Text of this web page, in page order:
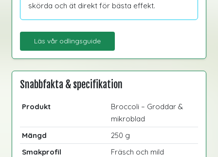
skörda och ät direkt för bästa effekt.
Läs vår odlingsguide
Snabbfakta & specifikation
Produkt
Broccoli – Groddar &
mikroblad
Mängd
250 g
Smakprofil
Fräsch och mild